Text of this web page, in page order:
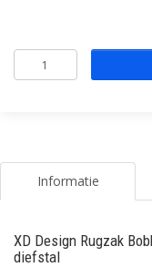
Informatie
XD Design Rugzak
diefstal